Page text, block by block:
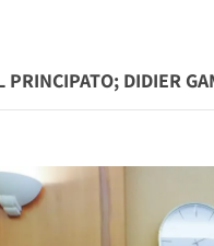
PRINCIPATO; DIDIER